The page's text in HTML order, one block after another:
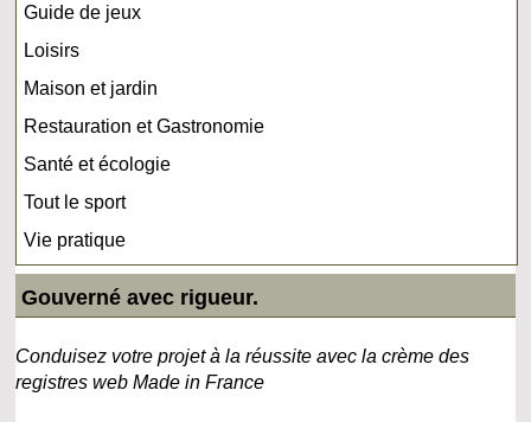
Guide de jeux
Loisirs
Maison et jardin
Restauration et Gastronomie
Santé et écologie
Tout le sport
Vie pratique
Gouverné avec rigueur.
Conduisez votre projet à la réussite avec la crème des
registres web Made in France